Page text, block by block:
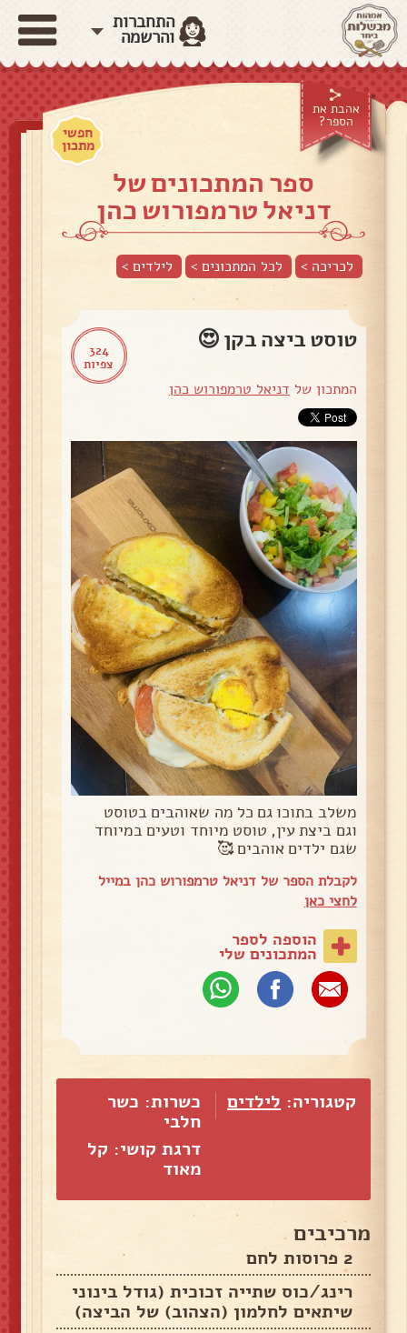
התחברות
והרשמה
אהבת את
הספר?
חפשי
מתכון
ספר המתכונים של
דניאל טרמפורוש כהן
לכריכה > לכל המתכונים > לילדים>
324
צפיות
טוסט ביצה בקן 😍
המתכון של דניאל טרמפורוש כהן
משלב בתוכו גם כל מה שאוהבים בטוסט
וגם ביצת עין, טוסט מיוחד וטעים במיוחד
שגם ילדים אוהבים 🥰
לקבלת הספר של דניאל טרמפורוש כהן במייל
לחצי כאן
הוספה לספר
המתכונים שלי
קטגוריה: לילדים
כשרות: כשר
חלבי
דרגת קושי: קל
מאוד
מרכיבים
2 פרוסות לחם
רינג/כוס שתייה זכוכית (גודל בינוני
שיתאים לחלמון (הצהוב) של הביצה)